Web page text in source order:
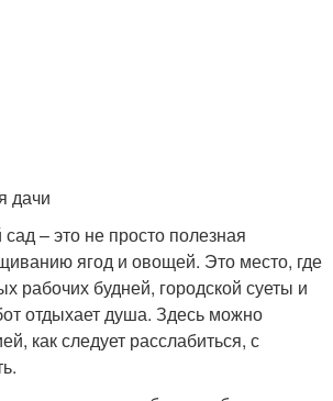
дачи
– это не просто полезная
ягод и овощей. Это место, где
рабочих будней, городской суеты и
отдыхает душа. Здесь можно
как следует расслабиться, с